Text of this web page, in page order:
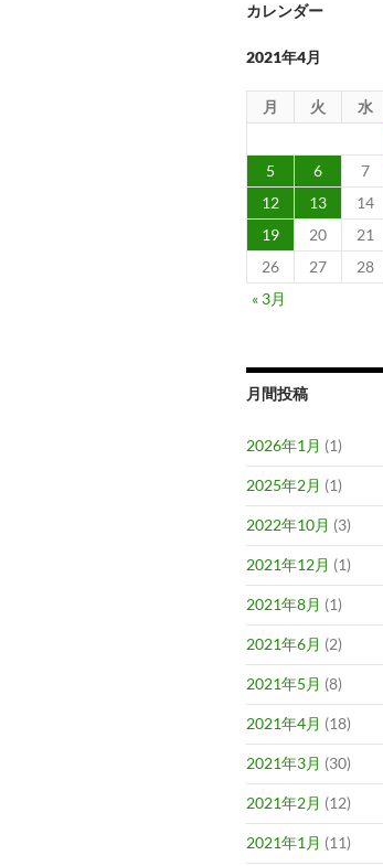
カレンダー
2021年4月
月 火 水
5
6 7
12
13 14
19
20 21
26
27 28
« 3月
月間投稿
2026年1月 (1)
2025年2月 (1)
2022年10月 (3)
2021年12月 (1)
2021年8月 (1)
2021年6月 (2)
2021年5月 (8)
2021年4月 (18)
2021年3月 (30)
2021年2月 (12)
2021年1月 (11)